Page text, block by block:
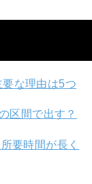
な理由は5つ
区間で出す？
要時間が長く